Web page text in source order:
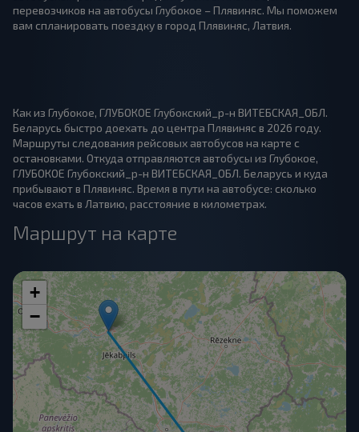
перевозчиков на автобусы Глубокое – Плявиняс. Мы поможем
вам спланировать поездку в город Плявиняс, Латвия.
Как из Глубокое, ГЛУБОКОЕ Глубокский_р-н ВИТЕБСКАЯ_ОБЛ.
Беларусь быстро доехать до центра Плявиняс в 2026 году.
Маршруты следования рейсовых автобусов на карте с
остановками. Откуда отправляются автобусы из Глубокое,
ГЛУБОКОЕ Глубокский_р-н ВИТЕБСКАЯ_ОБЛ. Беларусь и куда
прибывают в Плявиняс. Время в пути на автобусе: сколько
часов ехать в Латвию, расстояние в километрах.
Маршрут на карте
+
−